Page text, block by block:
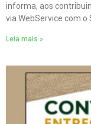
informa, aos
via WebService com o
Leia mais »